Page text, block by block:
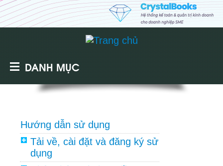
DANH MỤC
Hướng dẫn sử dụng
Tải về, cài đặt và đăng ký sử
dụng